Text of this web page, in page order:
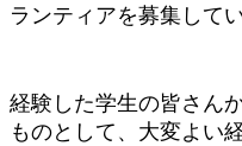
ランティアを募集してい
経験した学生の皆さん
ものとして、大変よい